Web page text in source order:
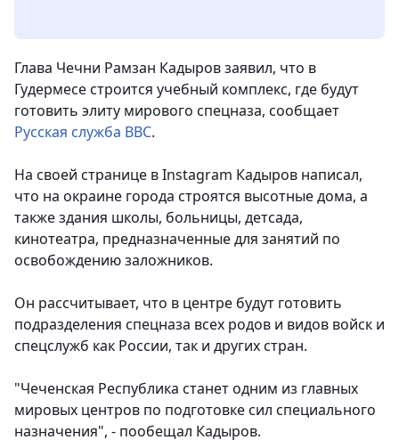
Глава Чечни Рамзан Кадыров заявил, что в
Гудермесе строится учебный комплекс, где будут
готовить элиту мирового спецназа, сообщает
Русская служба BBC.
На своей странице в Instagram Кадыров написал,
что на окраине города строятся высотные дома, а
также здания школы, больницы, детсада,
кинотеатра, предназначенные для занятий по
освобождению заложников.
Он рассчитывает, что в центре будут готовить
подразделения спецназа всех родов и видов войск и
спецслужб как России, так и других стран.
"Чеченская Республика станет одним из главных
мировых центров по подготовке сил специального
назначения", - пообещал Кадыров.